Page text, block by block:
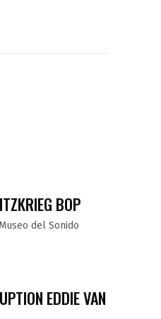
BOP
Museo del Sonido
EDDIE VAN